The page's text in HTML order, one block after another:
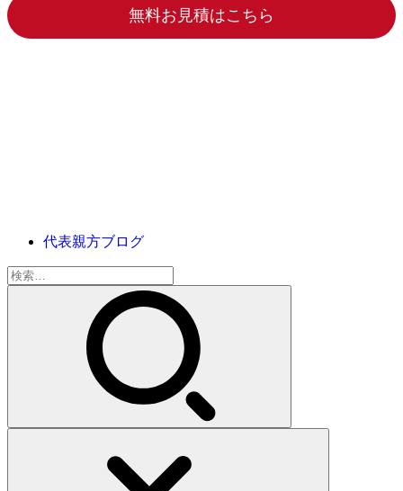
無料お見積はこちら
代表親方ブログ
検
索: